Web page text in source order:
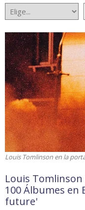
Louis Tomlinson en la
Louis
100 Álbumes en
future'